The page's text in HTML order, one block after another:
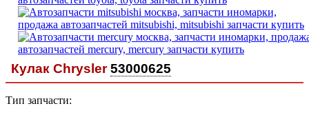
Кулак Chrysler53000625
Тип запчасти: